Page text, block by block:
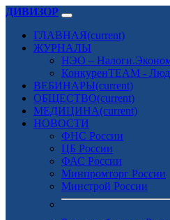
ДИВИЗОР
ГЛАВНАЯ(current)
ЖУРНАЛЫ
НЭО –
КонкуренTEAM -
ВЕБИНАРЫ(current)
ОБЩЕСТВО(current)
МЕДИЦИНА(current)
НОВОСТИ
ФНС России
ЦБ России
ФАС России
Минпромторг России
Минстрой России